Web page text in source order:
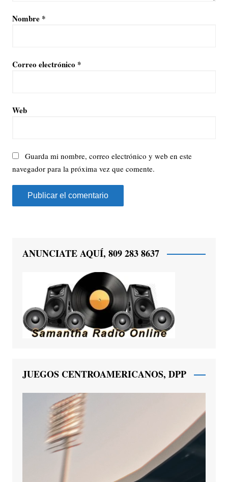
Nombre *
Correo electrónico *
Web
Guarda mi nombre, correo electrónico y web en este
navegador para la próxima vez que comente.
ANUNCIATE AQUÍ, 809 283 8637
JUEGOS CENTROAMERICANOS, DPP
Reproductor